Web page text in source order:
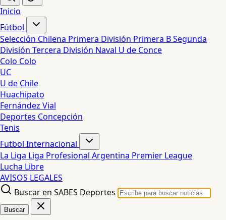
Inicio
Fútbol
Selección Chilena Primera División Primera BSegunda
División Tercera División Naval U de Conce
Colo Colo
UC
U de Chile
Huachipato
Fernández Vial
Deportes Concepción
Tenis
Futbol Internacional
La Liga Liga Profesional Argentina Premier League
Lucha Libre
AVISOS LEGALES
Buscar en SABES Deportes
Buscar